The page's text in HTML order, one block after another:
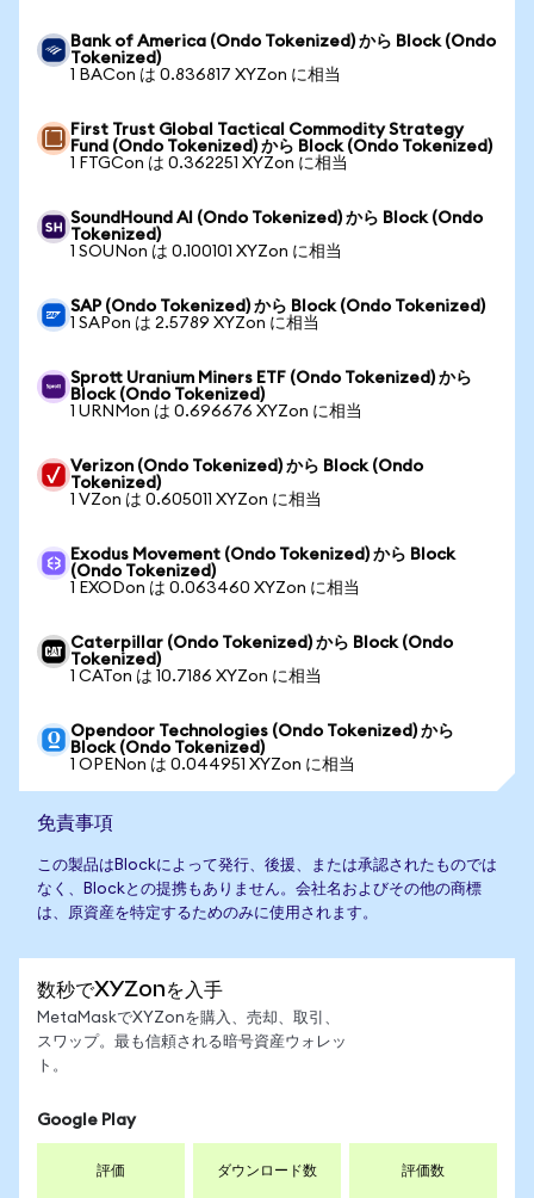
Bank of America (Ondo Tokenized) から Block (Ondo
Tokenized)
1 BACon は 0.836817 XYZon に相当
First Trust Global Tactical Commodity Strategy
Fund (Ondo Tokenized) から Block (Ondo Tokenized)
1 FTGCon は 0.362251 XYZon に相当
SoundHound AI (Ondo Tokenized) から Block (Ondo
Tokenized)
1 SOUNon は 0.100101 XYZon に相当
SAP (Ondo Tokenized) から Block (Ondo Tokenized)
1 SAPon は 2.5789 XYZon に相当
Sprott Uranium Miners ETF (Ondo Tokenized) から
Block (Ondo Tokenized)
1 URNMon は 0.696676 XYZon に相当
Verizon (Ondo Tokenized) から Block (Ondo
Tokenized)
1 VZon は 0.605011 XYZon に相当
Exodus Movement (Ondo Tokenized) から Block
(Ondo Tokenized)
1 EXODon は 0.063460 XYZon に相当
Caterpillar (Ondo Tokenized) から Block (Ondo
Tokenized)
1 CATon は 10.7186 XYZon に相当
Opendoor Technologies (Ondo Tokenized) から
Block (Ondo Tokenized)
1 OPENon は 0.044951 XYZon に相当
免責事項
この製品はBlockによって発行、後援、または承認されたものでは
なく、Blockとの提携もありません。会社名およびその他の商標
は、原資産を特定するためのみに使用されます。
数秒でXYZonを入手
MetaMaskでXYZonを購入、売却、取引、
スワップ。最も信頼される暗号資産ウォレッ
ト。
Google Play
評価 ダウンロード数 評価数